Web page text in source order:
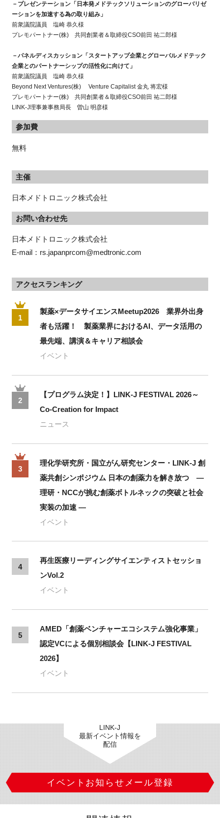
－プレゼンテーション「日本発メドテックソリューションのグローバリゼ
ーションを加速する為の取り組み」
前衆議院議員 塩崎 恭久様
プレモパートナー(株) 共同創業者＆取締役CSO前田 祐二郎様
－パネルディスカッション「スタートアップ企業とグローバルメドテック
企業とのパートナーシップの活性化に向けて」
前衆議院議員 塩崎 恭久様
Beyond Next Ventures(株) Venture Capitalist 金丸 将宏様
プレモパートナー(株) 共同創業者＆取締役CSO前田 祐二郎様
LINK-J理事兼事務局長 曽山 明彦様
参加費
無料
主催
日本メドトロニック株式会社
お問い合わせ先
日本メドトロニック株式会社
E-mail：rs.japanprcom@medtronic.com
アクセスランキング
1
製薬×データサイエンスMeetup2026 業界外出身
者も活躍！ 製薬業界におけるAI、データ活用の
最先端、講演＆キャリア相談会
イベント
2
【プログラム決定！】LINK-J FESTIVAL 2026～
Co-Creation for Impact
ニュース
3
理化学研究所・国立がん研究センター・LINK-J 創
薬共創シンポジウム 日本の創薬力を解き放つ ―
理研・NCCが挑む創薬ボトルネックの突破と社会
実装の加速 ―
イベント
4
再生医療リーディングサイエンティストセッショ
ンVol.2
イベント
5
AMED「創薬ベンチャーエコシステム強化事業」
認定VCによる個別相談会【LINK-J FESTIVAL
2026】
イベント
LINK-J
最新イベント情報を
配信
イベントお知らせメール登録